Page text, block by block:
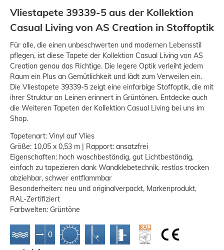
Vliestapete 39339-5 aus der Kollektion
Casual Living von AS Creation in Stoffoptik
Für alle, die einen unbeschwerten und modernen Lebensstil
pflegen, ist diese Tapete der Kollektion Casual Living von AS
Creation genau das Richtige. Die legere Optik verleiht jedem
Raum ein Plus an Gemütlichkeit und lädt zum Verweilen ein.
Die Vliestapete 39339-5 zeigt eine einfarbige Stoffoptik, die mit
ihrer Struktur an Leinen erinnert in Grüntönen. Entdecke auch
die Weiteren Tapeten der Kollektion Casual Living bei uns im
Shop.
Tapetenart: Vinyl auf Vlies
Größe: 10,05 x 0,53 m | Rapport: ansatzfrei
Eigenschaften: hoch waschbeständig, gut Lichtbeständig,
einfach zu tapezieren dank Wandklebetechnik, restlos trocken
abziehbar, schwer entflammbar
Besonderheiten: neu und originalverpackt, Markenprodukt,
RAL-Zertifiziert
Farbwelten: Grüntöne